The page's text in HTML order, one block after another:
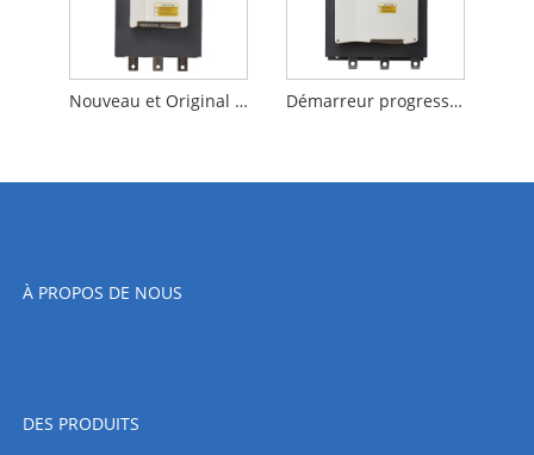
Nouveau et Original démarreur progressif de dérivation intégré démarreur progressif triphasé 115KW pour machine industrielle Démarreur progressif triphasé de dérivation intégré standard de la Chine 132KW pour compresseur d'air
À PROPOS DE NOUS
DES PRODUITS